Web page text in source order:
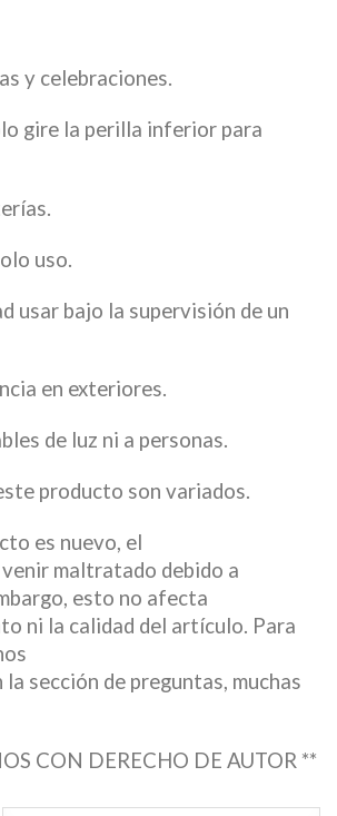
y celebraciones.
gire la perilla inferior para
uso.
usar bajo la supervisión de un
en exteriores.
de luz ni a personas.
producto son variados.
es nuevo, el
venir maltratado debido a
esto no afecta
ni la calidad del artículo. Para
sección de preguntas, muchas
CON DERECHO DE AUTOR **